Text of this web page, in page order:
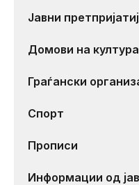
Јавни
Домови на култура
Граѓански
Спорт
Прописи
Информации од